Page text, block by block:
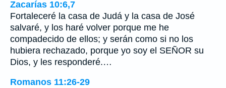
Zacarías 10:6,7
Fortaleceré la casa de Judá y la casa de José
salvaré, y los haré volver porque me he
compadecido de ellos; y serán como si no los
hubiera rechazado, porque yo soy el SEÑOR su
Dios, y les responderé.…
Romanos 11:26-29